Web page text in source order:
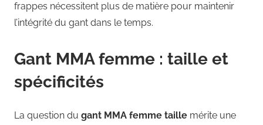
frappes nécessitent plus de matière pour maintenir
l’intégrité du gant dans le temps.
Gant MMA femme : taille et
spécificités
La question du gant MMA femme taille mérite une